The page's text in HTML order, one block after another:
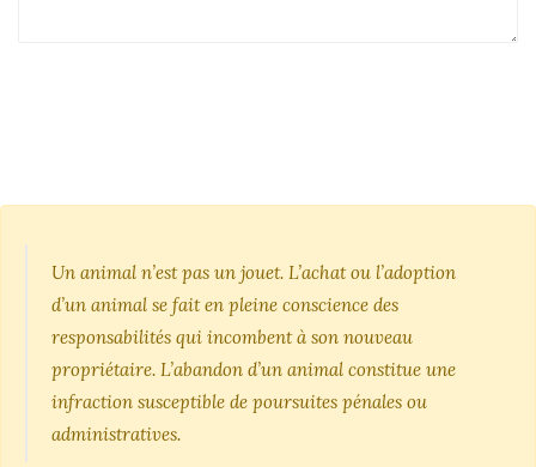
Un animal n’est pas un jouet. L’achat ou l’adoption
d’un animal se fait en pleine conscience des
responsabilités qui incombent à son nouveau
propriétaire. L’abandon d’un animal constitue une
infraction susceptible de poursuites pénales ou
administratives.